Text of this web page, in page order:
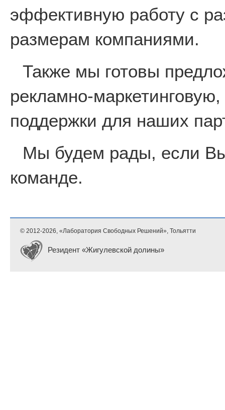
эффективную работу с
размерам компаниями.
Также мы готовы
рекламно-
поддержки для наших
Мы будем рады, если
команде.
© 2012-2026, «Лаборатория Свободных Решений», Тольятти
Резидент «Жигулевской долины»